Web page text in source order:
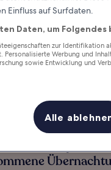
Einfluss auf Surfdaten.
Daten, um
zur Identifikation
Werbung und
sowie Entwicklung und
Alle